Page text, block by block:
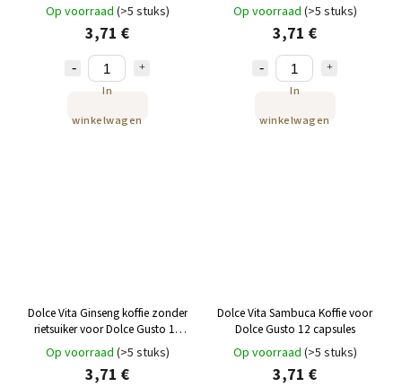
Op voorraad (>5 stuks)
3,71 €
In
winkelwagen
Op voorraad (>5 stuks)
3,71 €
In
winkelwagen
Dolce Vita Ginseng koffie zonder
rietsuiker voor Dolce Gusto 12
capsules
Op voorraad (>5 stuks)
3,71 €
Dolce Vita Sambuca Koffie voor
Dolce Gusto 12 capsules
Op voorraad (>5 stuks)
3,71 €